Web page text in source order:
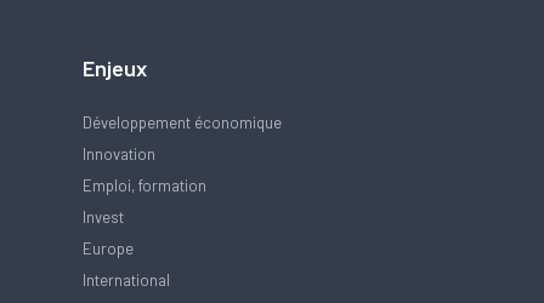
Enjeux
Développement économique
Innovation
Emploi, formation
Invest
Europe
International